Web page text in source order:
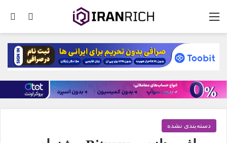
تغییر منو
دسته‌بندی نشده